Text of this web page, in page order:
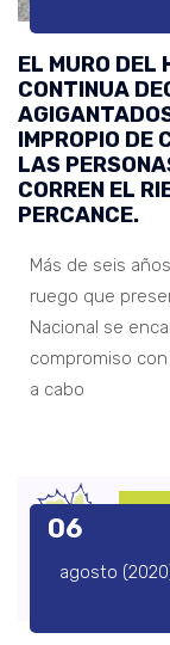
EL MURO DEL
CONTINUA
IMPROPIO DE
LAS
CORREN EL
PERCANCE.
Más de seis
ruego que
Nacional se
compromiso
a cabo
06
agosto